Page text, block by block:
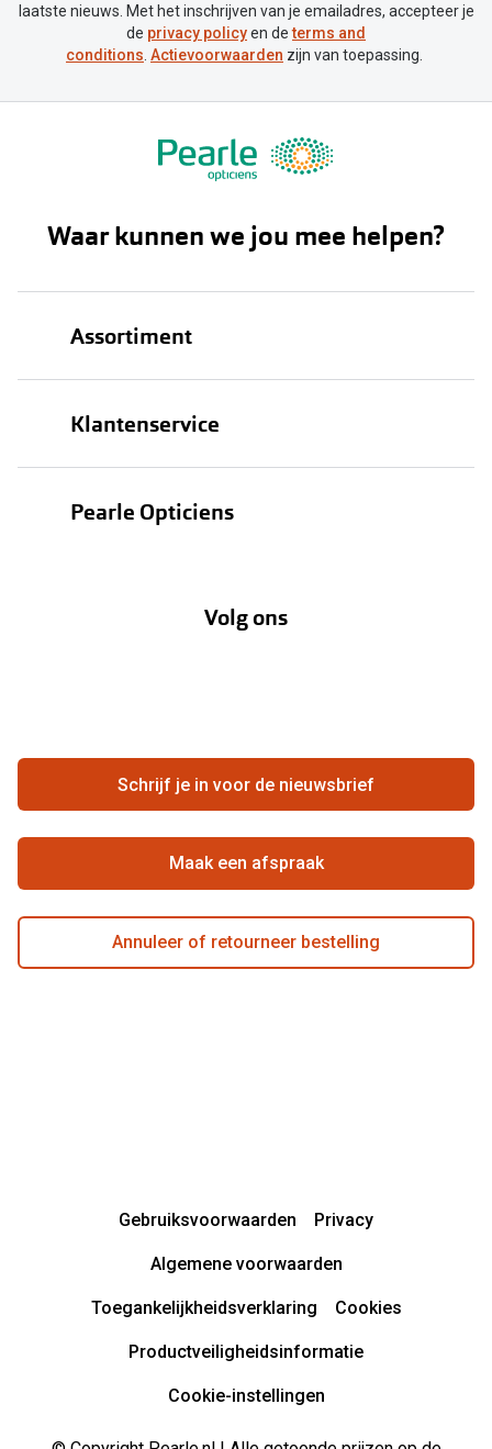
laatste nieuws. Met het inschrijven van je emailadres, accepteer je
de privacy policyen determs and
conditions. Actievoorwaarden zijn van toepassing.
Waar kunnen we jou mee helpen?
Assortiment
Klantenservice
Verzending
Hier de overeenkomst ontbinden
Zorgvergoeding
Pearle Opticiens
Ondernemen bij Pearle
Beste winkelketen
Actievoorwaarden
Volg ons
Schrijf je in voor de nieuwsbrief
Maak een afspraak
Annuleer of retourneer bestelling
Gebruiksvoorwaarden Privacy
Algemene voorwaarden
Toegankelijkheidsverklaring Cookies
Productveiligheidsinformatie
Cookie-instellingen